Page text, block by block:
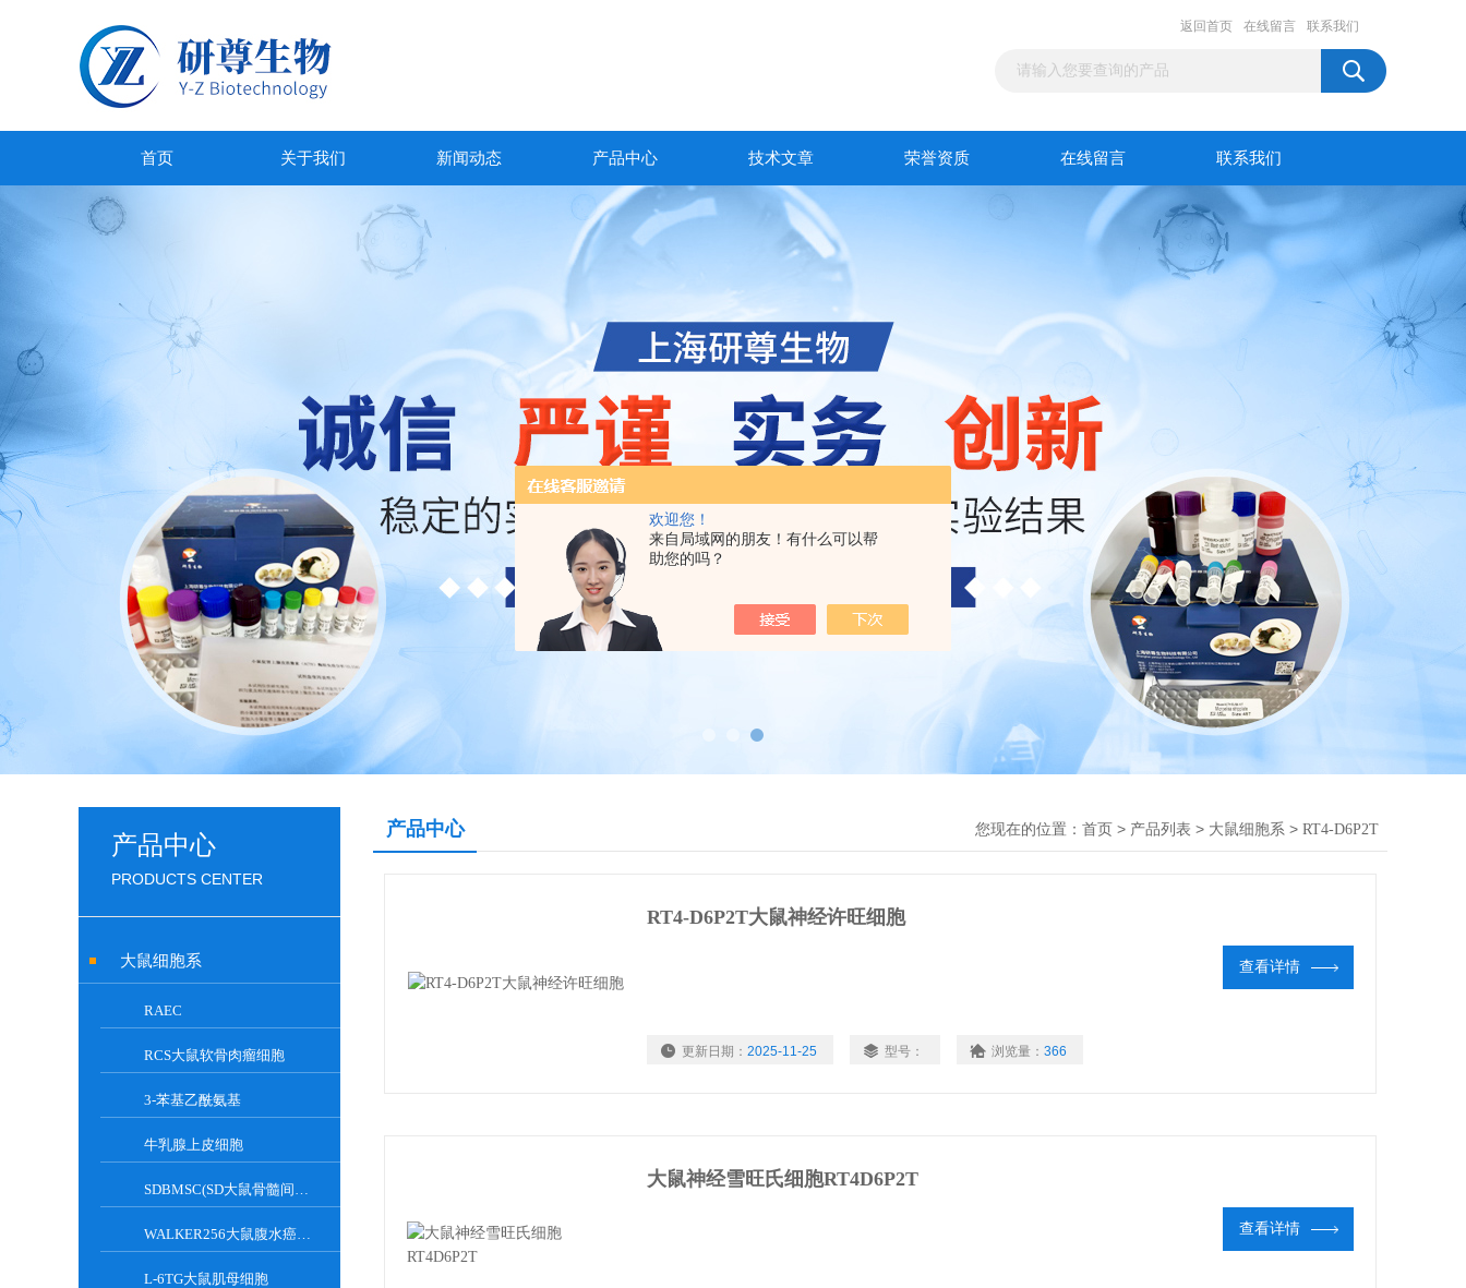
欢迎您！
来自局域网的朋友！有什么可以帮
助您的吗？
返回首页 在线留言 联系我们
首页 关于我们 新闻动态 产品中心 技术文章 荣誉资质 在线留言 联系我们
产品中心
PRODUCTS CENTER
大鼠细胞系
RAEC
RCS大鼠软骨肉瘤细胞
3-苯基乙酰氨基
牛乳腺上皮细胞
SDBMSC(SD大鼠骨髓间充质干细胞)
WALKER256大鼠腹水癌细胞
L-6TG大鼠肌母细胞
产品中心 您现在的位置： 首页 > 产品列表 > 大鼠细胞系 > RT4-D6P2T
RT4-D6P2T大鼠神经许旺细胞
更新日期： 2025-11-25 型号： 浏览量： 366
查看详情
大鼠神经雪旺氏细胞RT4D6P2T
查看详情